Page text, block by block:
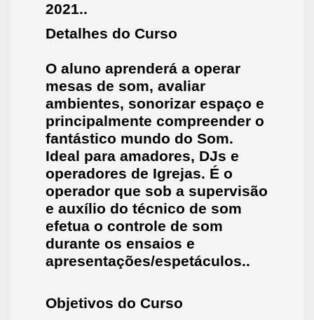
2021..
Detalhes do Curso
O aluno aprenderá a operar
mesas de som, avaliar
ambientes, sonorizar espaço e
principalmente compreender o
fantástico mundo do Som.
Ideal para amadores, DJs e
operadores de Igrejas. É o
operador que sob a supervisão
e auxílio do técnico de som
efetua o controle de som
durante os ensaios e
apresentações/espetáculos..
Objetivos do Curso